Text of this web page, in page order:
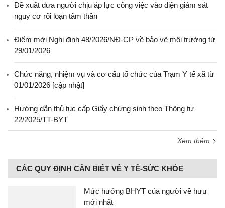
Đề xuất đưa người chịu áp lực công việc vào diện giám sát
nguy cơ rối loạn tâm thần
Điểm mới Nghị định 48/2026/NĐ-CP về bảo vệ môi trường từ
29/01/2026
Chức năng, nhiệm vụ và cơ cấu tổ chức của Trạm Y tế xã từ
01/01/2026 [cập nhật]
Hướng dẫn thủ tục cấp Giấy chứng sinh theo Thông tư
22/2025/TT-BYT
Xem thêm
CÁC QUY ĐỊNH CẦN BIẾT VỀ Y TẾ-SỨC KHỎE
Mức hưởng BHYT của người về hưu
mới nhất